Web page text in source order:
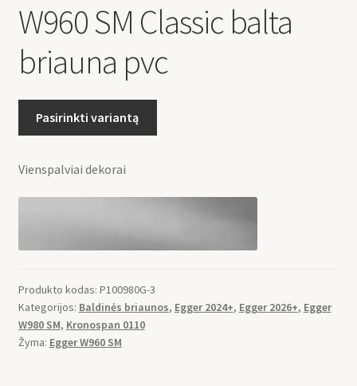
W960 SM Classic balta
briauna pvc
Pasirinkti variantą
Vienspalviai dekorai
Produkto kodas: P100980G-3
Kategorijos: Baldinės briaunos, Egger 2024+, Egger 2026+, Egger
W980 SM, Kronospan 0110
Žyma: Egger W960 SM